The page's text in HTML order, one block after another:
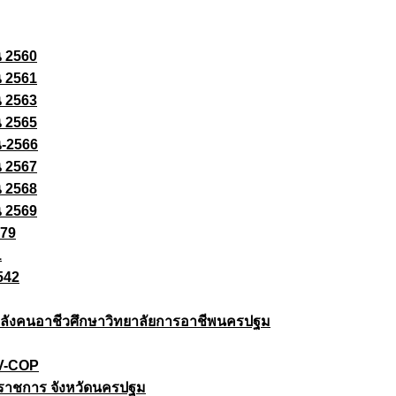
2560
2561
2563
2565
2566
2567
2568
2569
งคนอาชีวศึกษาวิทยาลัยการอาชีพนครปฐม
COP
าชการ จังหวัดนครปฐม